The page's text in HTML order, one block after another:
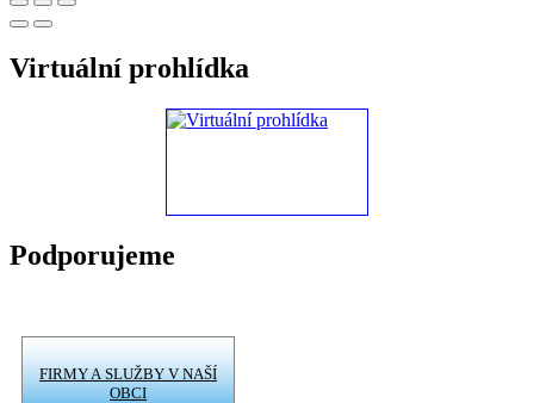
Virtuální prohlídka
Podporujeme
FIRMY A SLUŽBY V NAŠÍ
OBCI